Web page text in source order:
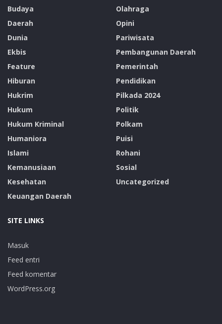
Budaya
Daerah
Dunia
Ekbis
Feature
Hiburan
Hukrim
Hukum
Hukum Kriminal
Humaniora
Islami
Kemanusiaan
Kesehatan
Keuangan Daerah
Olahraga
Opini
Pariwisata
Pembangunan Daerah
Pemerintah
Pendidikan
Pilkada 2024
Politik
Polkam
Puisi
Rohani
Sosial
Uncategorized
SITE LINKS
Masuk
Feed entri
Feed komentar
WordPress.org